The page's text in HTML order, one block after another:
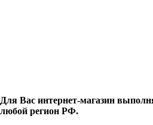
Для Вас интернет-магазин
любой регион РФ.